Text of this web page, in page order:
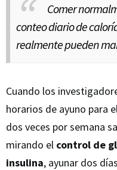
Comer
conteo diario de
realmente pueden
Cuando los
horarios de ayuno para
dos veces por semana
mirando el control de
insulina, ayunar dos